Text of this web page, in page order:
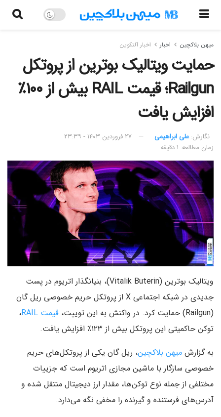
میهن بلاکچین اخبار اخبار آلتکوین
حمایت ویتالیک بوترین از پروتکل
Railgun؛ قیمت RAIL بیش از ۱۰۰٪
افزایش یافت
نگارش:‌ علی ابراهیمی
۲۷ فروردین ۱۴۰۳ - ۲۳:۳۹
زمان مطالعه: ۱ دقیقه
ویتالیک بوترین (Vitalik Buterin)، بنیانگذار اتریوم در پست
جدیدی در شبکه اجتماعی X از پروتکل حریم خصوصی ریل گان
(Railgun) حمایت کرد. در واکنش به این توییت،
قیمت RAIL
،
توکن حاکمیتی این پروتکل بیش از ۱۲۳٪ افزایش یافت.
به گزارش میهن بلاکچین، ریل گان یکی از پروتکل‌های حریم
خصوصی سازگار با ماشین مجازی اتریوم است که جزییات
مختلفی از جمله نوع توکن‌ها، مقدار ارز دیجیتال منتقل شده و
آدرس‌های فرستنده و گیرنده را مخفی نگه می‌دارد.